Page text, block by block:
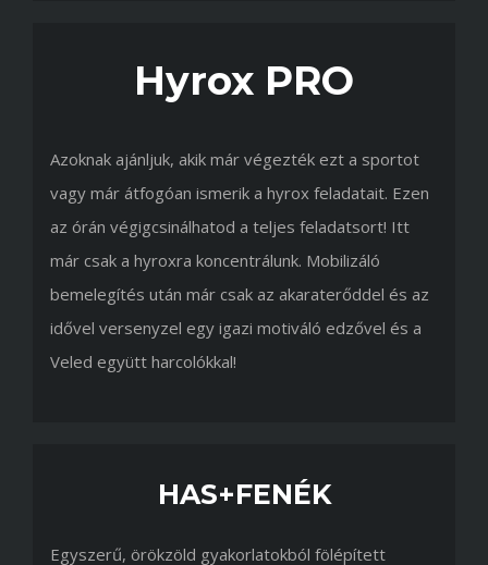
Hyrox PRO
Azoknak ajánljuk, akik már végezték ezt a sportot
vagy már átfogóan ismerik a hyrox feladatait. Ezen
az órán végigcsinálhatod a teljes feladatsort! Itt
már csak a hyroxra koncentrálunk. Mobilizáló
bemelegítés után már csak az akaraterőddel és az
idővel versenyzel egy igazi motiváló edzővel és a
Veled együtt harcolókkal!
HAS+FENÉK
Egyszerű, örökzöld gyakorlatokból fölépített